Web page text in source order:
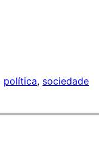
política, sociedade